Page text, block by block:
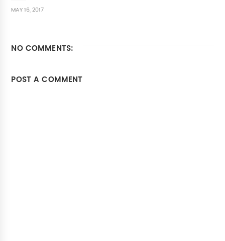
MAY 16, 2017
NO COMMENTS:
POST A COMMENT